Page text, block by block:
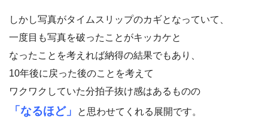
しかし写真がタイムスリップのカギとなっていて、
一度目も写真を破ったことがキッカケと
なったことを考えれば納得の結果でもあり、
10年後に戻った後のことを考えて
ワクワクしていた分拍子抜け感はあるものの
「なるほど」 と思わせてくれる展開です。